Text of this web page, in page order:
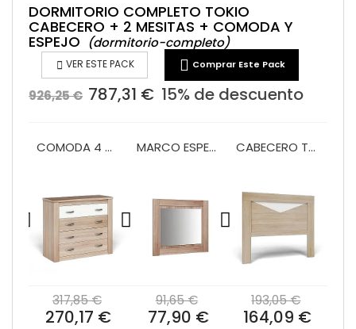
DORMITORIO COMPLETO TOKIO
CABECERO + 2 MESITAS + COMODA Y
ESPEJO (dormitorio-completo)
 VER ESTE PACK  Comprar Este Pack
926,25 € 787,31 € 15% de descuento
COMODA 4 CAJONES MONACO
317,85 €
270,17 €
MARCO ESPEJO COMODA MONACO
91,65 €
77,90 €
CABECERO TOKIO 135/150
193,05 €
164,09 €